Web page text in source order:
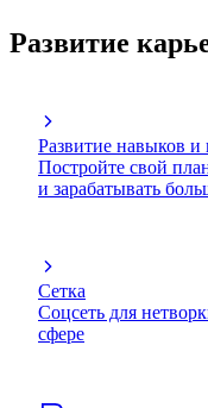
Развитие
Развитие навыков и
Постройте свой
и зарабатывать
Сетка
Соцсеть для
сфере